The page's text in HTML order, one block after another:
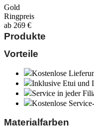
Gold
Ringpreis
ab 269 €
Produkte
Vorteile
Kostenlose
Inklusive Etui und
Service in jeder
Kostenlose
Materialfarben